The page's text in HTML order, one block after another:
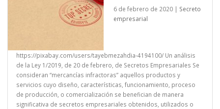
6 de febrero de 2020 | Secreto
empresarial
https://pixabay.com/users/tayebmezahdia-4194100/ Un análisis
de la Ley 1/2019, de 20 de febrero, de Secretos Empresariales Se
consideran “mercancías infractoras” aquellos productos y
servicios cuyo diseño, características, funcionamiento, proceso
de producción, o comercialización se benefician de manera
significativa de secretos empresariales obtenidos, utilizados o